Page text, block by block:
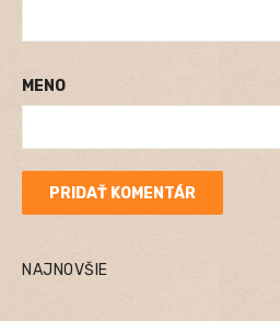
MENO
NAJNOVŠIE